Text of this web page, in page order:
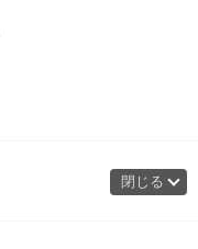
閉じる